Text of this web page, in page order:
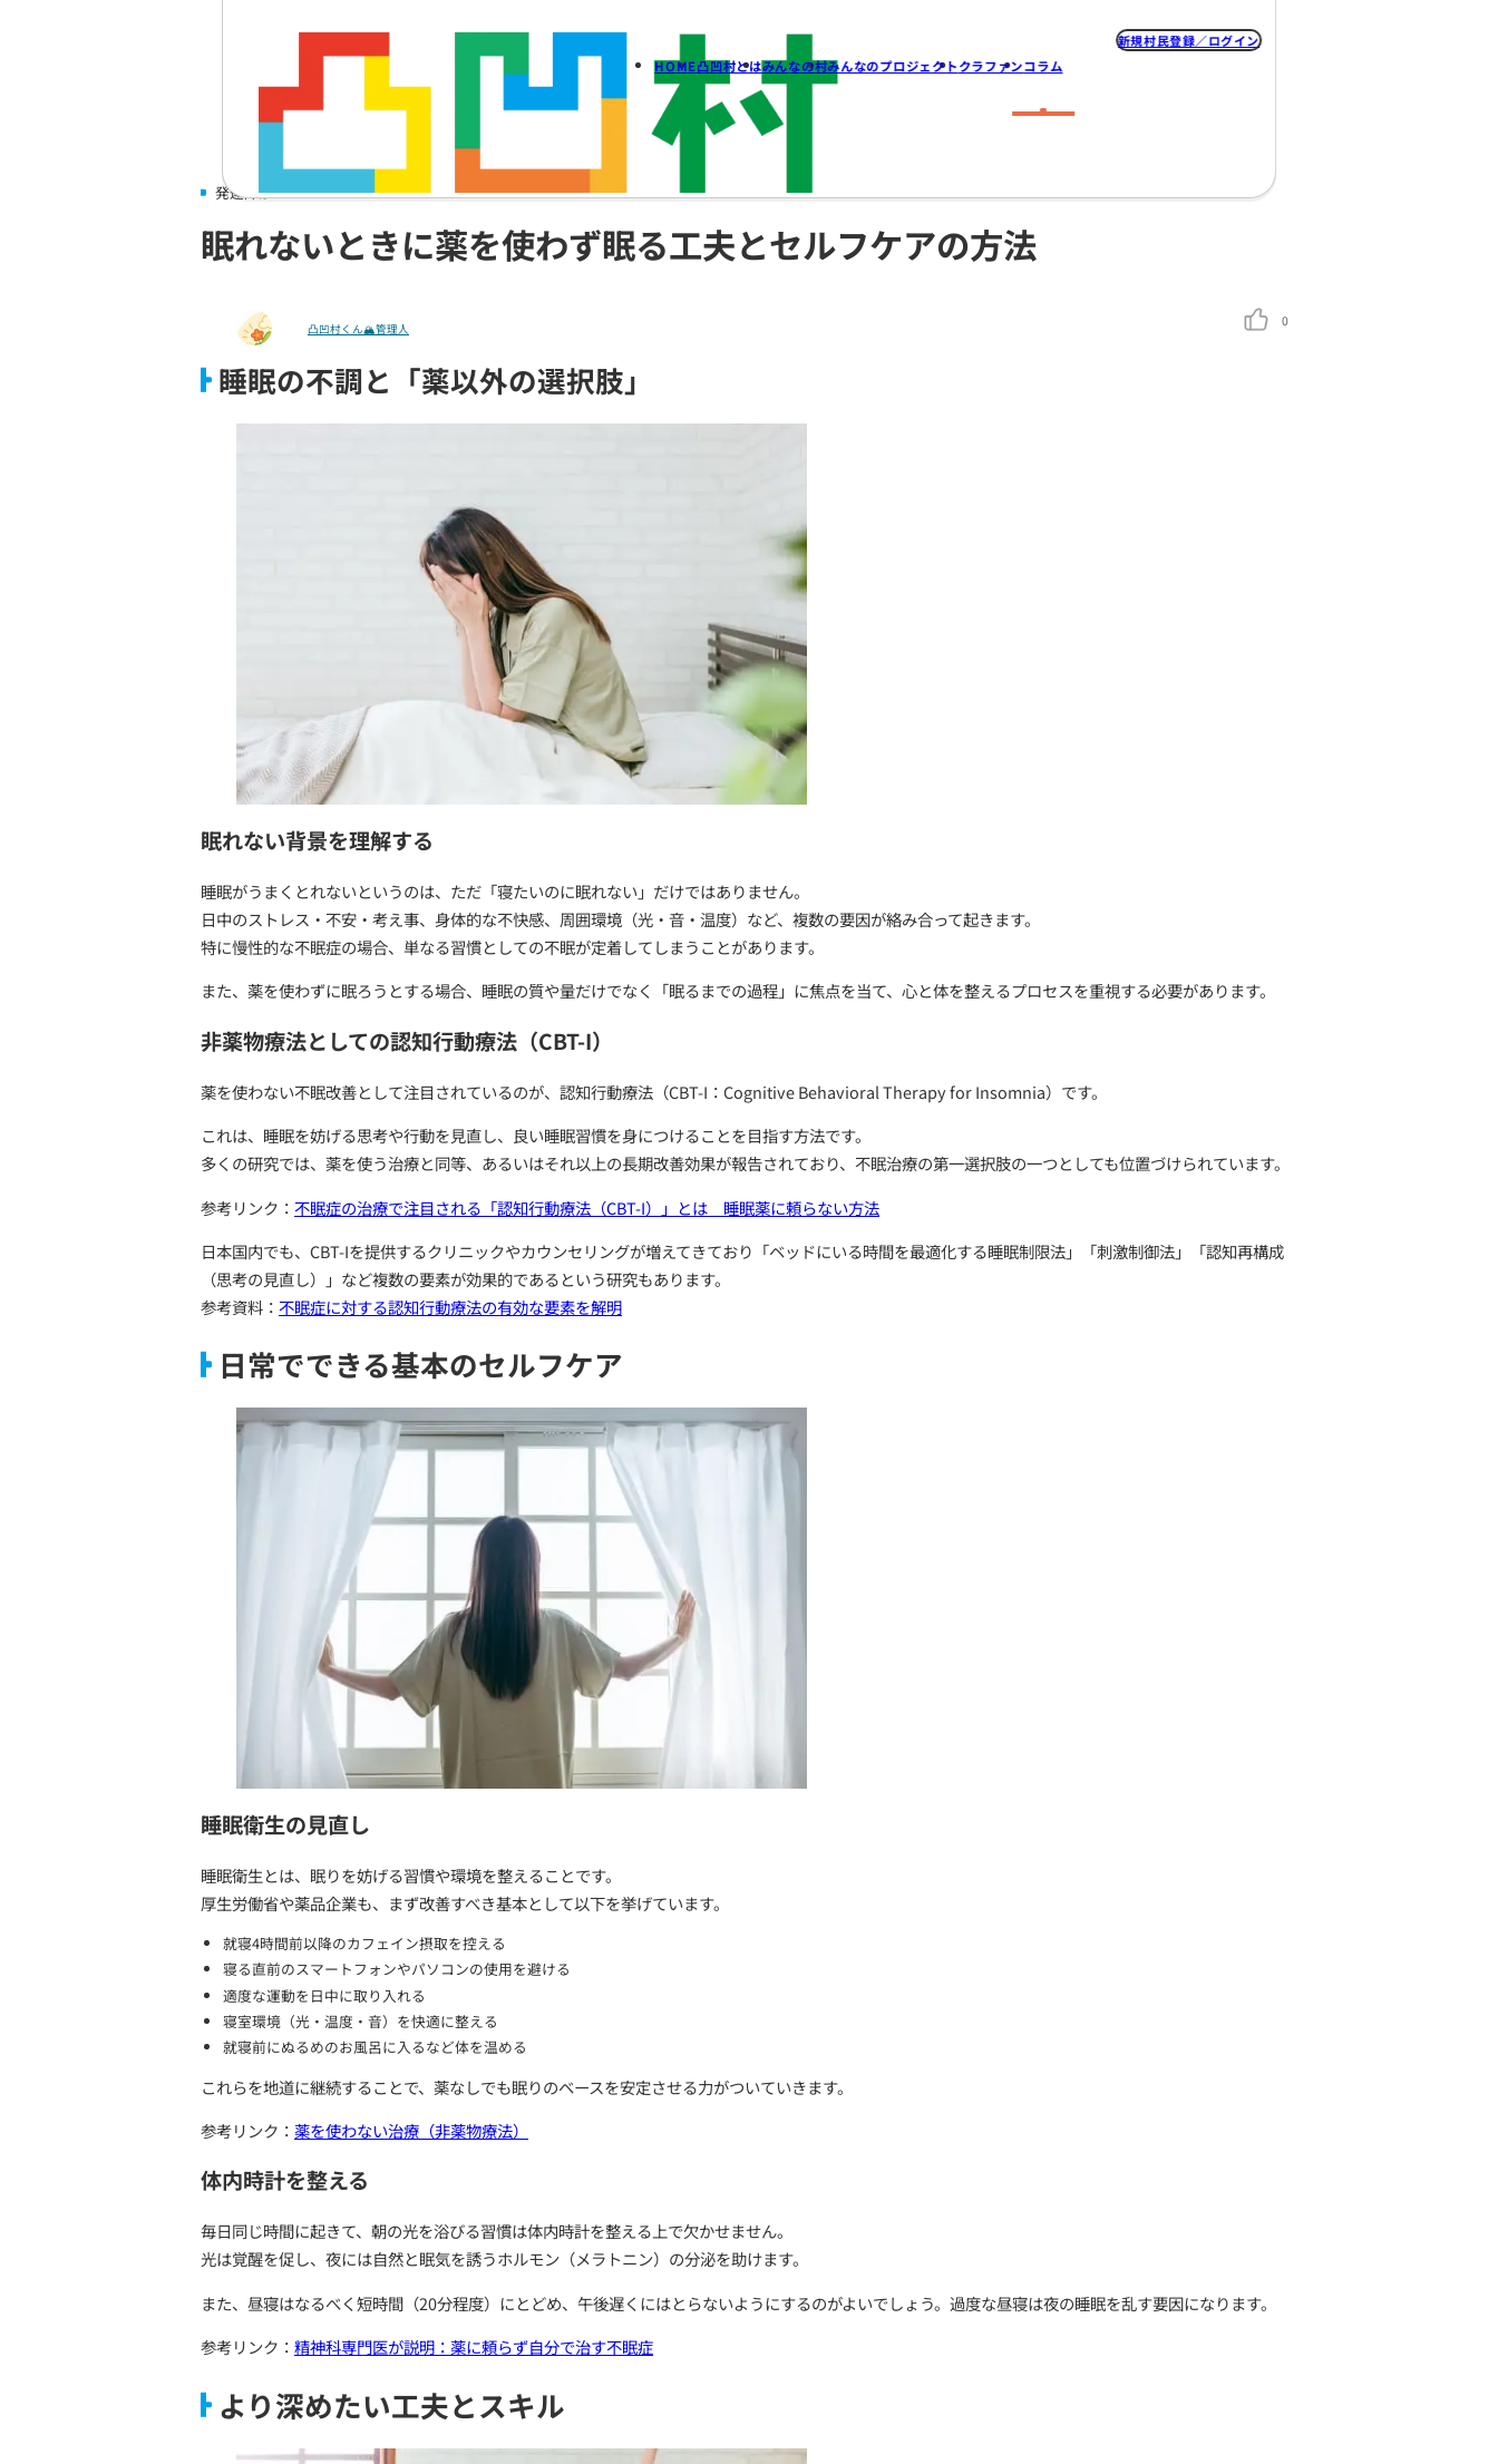
HOME
発達障がい
眠れないときに薬を使わず眠る工夫とセルフケアの方法
眠れない背景を理解する
日中のストレス・不安・考え事、身体的な不快感、周囲環境（光・音・温度）など、複数の要因が絡み合って起きます。
また、薬を使わずに眠ろうとする場合、睡眠の質や量だけでなく「眠るまでの過程」に焦点を当て、心と体を整えるプロセスを重視する必要
非薬物療法としての認知行動療法（CBT-I）
薬を使わない不眠改善として注目されているのが、認知行動療法（CBT-I：Cognitive Behavioral Therapy for Insomnia）です。
これは、睡眠を妨げる思考や行動を見直し、良い睡眠習慣を身につけることを目指す方法です。
多くの研究では、薬を使う治療と同等、あるいはそれ以上の長期改善効果が報告されており、不眠治療の第一選択肢の一つとしても位置づけ
不眠症の治療で注目される「認知行動療法（CBT-I）」とは 睡眠薬に頼らない方法
日本国内でも、CBT-Iを提供するクリニックやカウンセリングが増えてきており「ベッドにいる時間を最適化する睡眠制限法」「刺激制御法」
（思考の見直し）」など複数の要素が効果的であるという研究もあります。
参考資料：
不眠症に対する認知行動療法の有効な要素を解明
日常でできる基本のセルフケア
睡眠衛生の見直し
睡眠衛生とは、眠りを妨げる習慣や環境を整えることです。
就寝4時間前以降のカフェイン摂取を控える